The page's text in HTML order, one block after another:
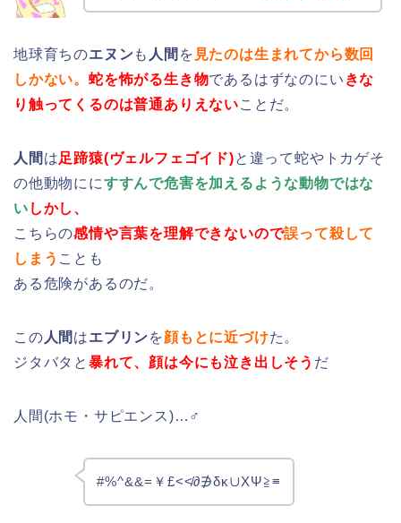
地球育ちのエヌンも 人間 を 見たのは生まれてから数回
しかない。 蛇を怖がる生き物であるはずなのにい きな
り触ってくるのは普通ありえないことだ。
人間 は足蹄猿(ヴェルフェゴイド)と違って蛇やトカゲそ
の他動物ににすすんで危害を加えるような動物ではな
い しかし、
こちらの感情や言葉を理解できないので誤って殺して
しまう ことも
ある危険があるのだ。
この 人間 はエブリンを顔もとに近づけた。
ジタバタと 暴れて、顔は今にも泣き出しそう だ
人間(ホモ・サピエンス)…♂
#%^&&=￥£<≮∂∌δκ∪ΧΨ≧≡